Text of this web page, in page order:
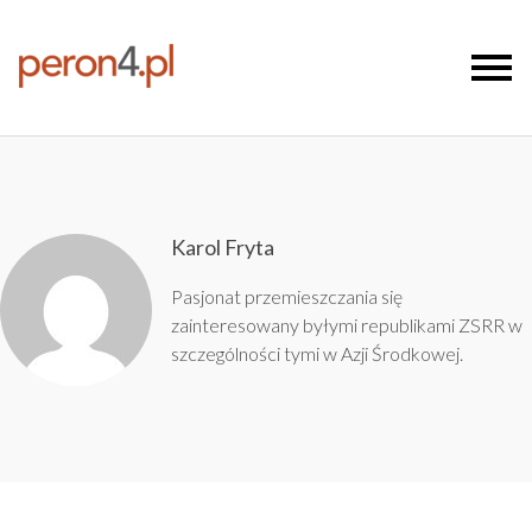
Karol Fryta
Pasjonat przemieszczania się
zainteresowany byłymi republikami ZSRR w
szczególności tymi w Azji Środkowej.